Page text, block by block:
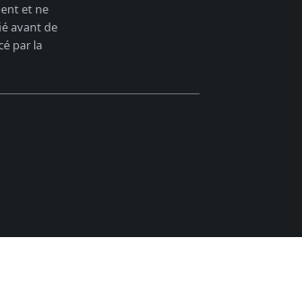
et ne
avant de
par la